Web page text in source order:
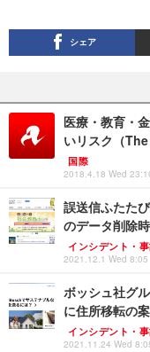
シェア
医療・教育・
いリスク（
国際
2018.4.18 Wed
誤送信ふたた
のデータ削除
インシデント・
2021.12.1 Wed 8:05
ボッシュ社グ
に住所移転の
インシデント・
2021.11.24 Wed